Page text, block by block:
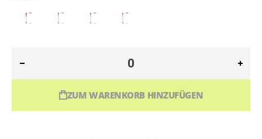
ZUM WARENKORB HINZUFÜGEN